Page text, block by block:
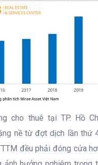
cho thuê tại TP. Hồ
nề từ đợt dịch lần thứ
đều phải đóng cửa